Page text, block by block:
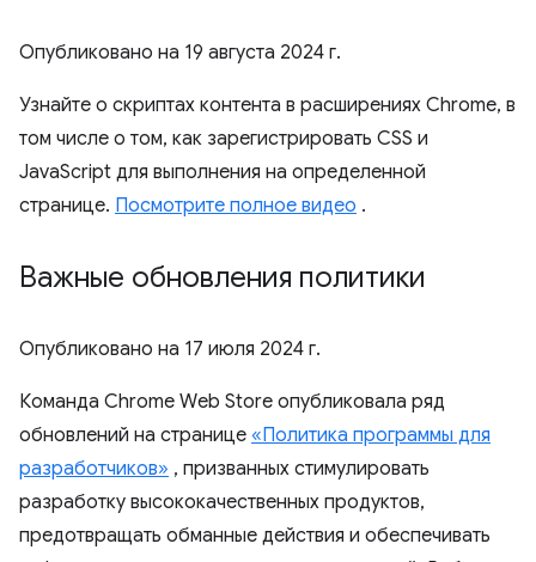
Опубликовано на 19 августа 2024 г.
Узнайте о скриптах контента в расширениях Chrome, в
том числе о том, как зарегистрировать CSS и
JavaScript для выполнения на определенной
странице. Посмотрите полное видео .
Важные обновления политики
Опубликовано на 17 июля 2024 г.
Команда Chrome Web Store опубликовала ряд
обновлений на странице «Политика программы для
разработчиков» , призванных стимулировать
разработку высококачественных продуктов,
предотвращать обманные действия и обеспечивать